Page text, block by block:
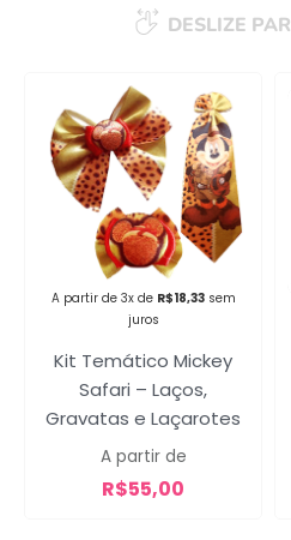
DESLIZE
A partir de 3x de R$18,33 sem
juros
Kit Temático Mickey
Safari – Laços,
Gravatas e Laçarotes
A partir de
R$55,00
Campanha